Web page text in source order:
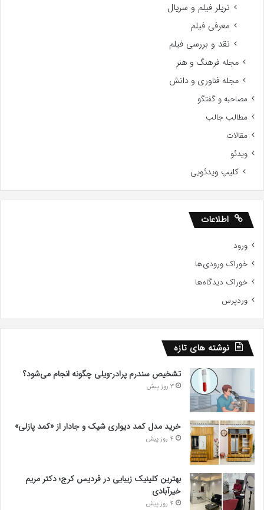
تریلر فیلم و سریال
معرفی فیلم
نقد و بررسی فیلم
مجله فرهنگ و هنر
مجله فناوری و دانش
مصاحبه و گفتگو
مطالب جالب
مقالات
ویدئو
کلیپ ویدئویی
اطلاعات
ورود
خوراک ورودی‌ها
خوراک دیدگاه‌ها
وردپرس
نوشته های تازه
تشخیص سندرم پرادر-ویلی چگونه انجام می‌شود؟
3 روز پیش
خرید مدل کمد دیواری شیک و جادار از «کمد پازلی»
4 روز پیش
بهترین کلینیک زیبایی در فردیس کرج؛ دکتر مریم
خیرآبادی
4 روز پیش